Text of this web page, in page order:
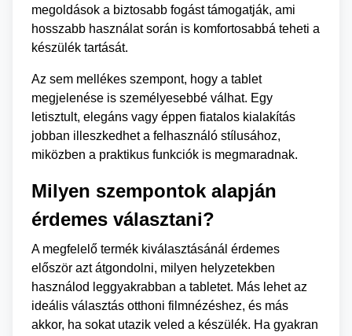
megoldások a biztosabb fogást támogatják, ami
hosszabb használat során is komfortosabbá teheti a
készülék tartását.
Az sem mellékes szempont, hogy a tablet
megjelenése is személyesebbé válhat. Egy
letisztult, elegáns vagy éppen fiatalos kialakítás
jobban illeszkedhet a felhasználó stílusához,
miközben a praktikus funkciók is megmaradnak.
Milyen szempontok alapján
érdemes választani?
A megfelelő termék kiválasztásánál érdemes
először azt átgondolni, milyen helyzetekben
használod leggyakrabban a tabletet. Más lehet az
ideális választás otthoni filmnézéshez, és más
akkor, ha sokat utazik veled a készülék. Ha gyakran